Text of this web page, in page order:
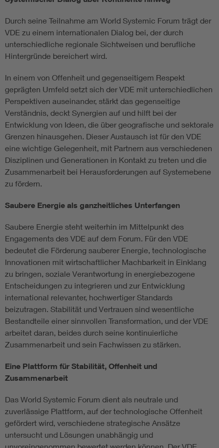
Durch seine Teilnahme am World Systemic Forum trägt der
VDE zu einem internationalen Dialog bei, der durch
unterschiedliche regionale Sichtweisen und berufliche
Hintergründe bereichert wird.
In einem von Offenheit und gegenseitigem Respekt
geprägten Umfeld setzt sich der VDE mit unterschiedlichen
Perspektiven auseinander, stärkt das gegenseitige
Verständnis, deckt Synergien auf und hilft bei der
Entwicklung von Ideen, die über geografische und sektorale
Grenzen hinausgehen. Dieser Austausch ist für den VDE
eine wichtige Gelegenheit, mit Partnern aus verschiedenen
Disziplinen und Generationen in Kontakt zu treten und die
Zusammenarbeit bei Herausforderungen auf Systemebene
zu fördern.
Saubere Energie als ganzheitliches Unterfangen
Saubere Energie steht weiterhin im Mittelpunkt des
Engagements des VDE auf dem Forum. Für den VDE
bedeutet die Förderung sauberer Energie, technologische
Innovationen mit wirtschaftlicher Machbarkeit in Einklang
zu bringen, soziale Verantwortung in energiebezogene
Entscheidungen zu integrieren und zur Entwicklung
international relevanter, hochwertiger Standards
beizutragen. Stabilität und Vertrauen sind wesentliche
Bestandteile einer sinnvollen Transformation, und der VDE
arbeitet daran, beides durch seine kontinuierliche
Zusammenarbeit und sein Fachwissen zu stärken.
Eine Plattform für Stabilität, Offenheit und
Zusammenarbeit
Das World Systemic Forum dient als neutrale und
zuverlässige Plattform, auf der technologische Offenheit
gefördert wird, verschiedene strategische Ansätze
untersucht und Lösungen unabhängig und
unvoreingenommen bewertet werden können. Der VDE